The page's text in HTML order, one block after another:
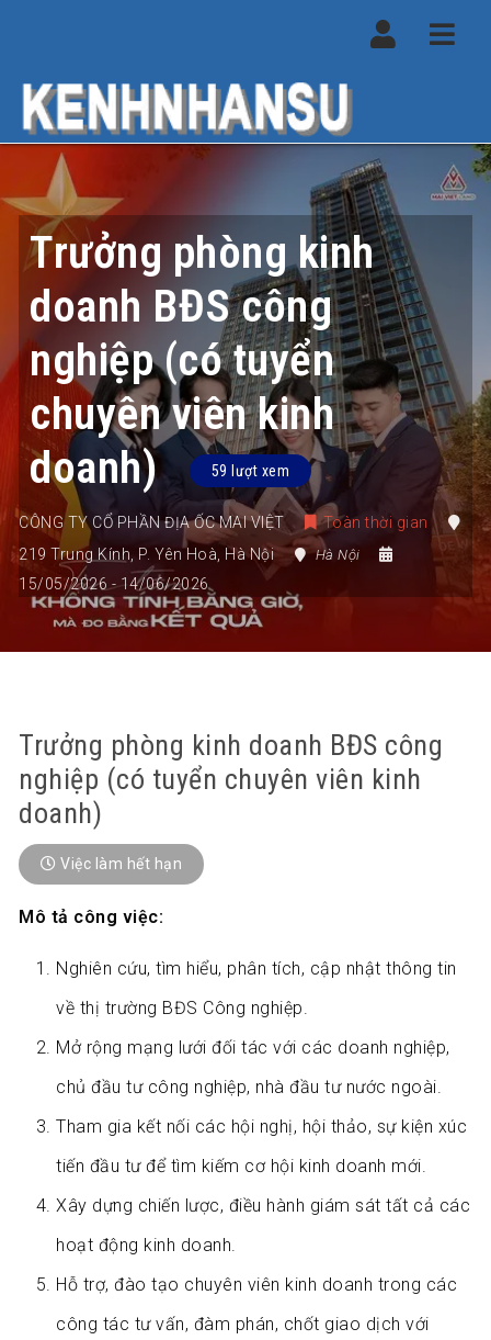
Trưởng phòng kinh
doanh BĐS công
nghiệp (có tuyển
chuyên viên kinh
doanh)
59 lượt xem
CÔNG TY CỔ PHẦN ĐỊA ỐC MAI VIỆT
Toàn thời gian
219 Trung Kính P. Yên Hoà Hà Nội Hà Nội
15/05/2026 - 14/06/2026
Trưởng phòng kinh doanh BĐS công
nghiệp (có tuyển chuyên viên kinh
doanh)
Việc làm hết hạn
Mô tả công việc:
Nghiên cứu, tìm hiểu, phân tích, cập nhật thông tin
về thị trường BĐS Công nghiệp.
Mở rộng mạng lưới đối tác với các doanh nghiệp,
chủ đầu tư công nghiệp, nhà đầu tư nước ngoài.
Tham gia kết nối các hội nghị, hội thảo, sự kiện xúc
tiến đầu tư để tìm kiếm cơ hội kinh doanh mới.
Xây dựng chiến lược, điều hành giám sát tất cả các
hoạt động kinh doanh.
Hỗ trợ, đào tạo chuyên viên kinh doanh trong các
công tác tư vấn, đàm phán, chốt giao dịch với